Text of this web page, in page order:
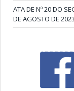
ATA DE Nº 20 DO
DE AGOSTO DE 2023